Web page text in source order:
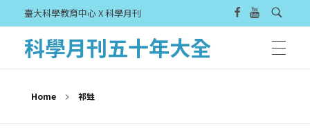
臺大科學教育中心 X 科學月刊
科學月刊五十年大全
Home 祁甡